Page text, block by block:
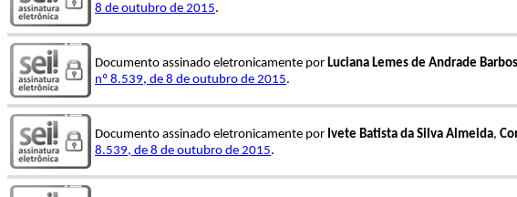
8 de outubro de 2015.
Documento assinado eletronicamente por Luciana Lemes de Andrade
nº 8.539, de 8 de outubro de 2015.
Documento assinado eletronicamente por Ivete Batista da Silva Almeida,
8.539, de 8 de outubro de 2015.